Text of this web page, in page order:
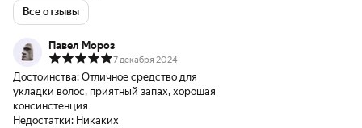
Все отзывы
Павел Мороз
7 декабря 2024
Достоинства: Отличное средство для
укладки волос, приятный запах, хорошая
консинстенция
Недостатки: Никаких